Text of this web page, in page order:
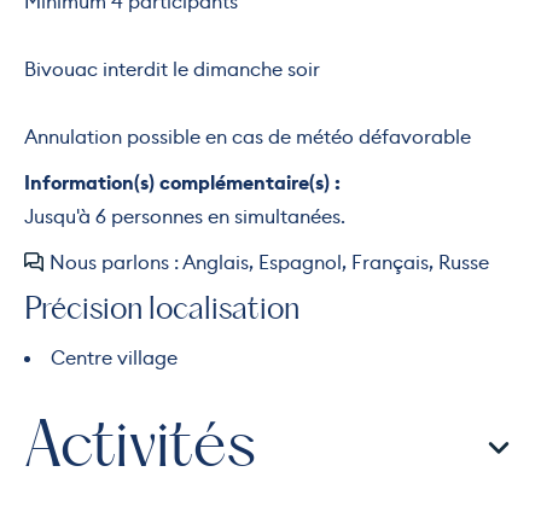
Bivouac interdit le dimanche soir
Annulation possible en cas de météo défavorable
Information(s) complémentaire(s) :
Jusqu'à 6 personnes en simultanées.
Nous parlons : Anglais, Espagnol, Français, Russe
Précision localisation
Centre village
Activités